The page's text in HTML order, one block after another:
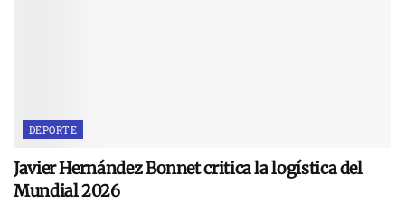
DEPORTE
Javier Hernández Bonnet critica la logística del
Mundial 2026